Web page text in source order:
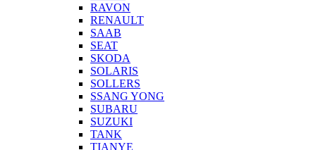
RAVON
RENAULT
SAAB
SEAT
SKODA
SOLARIS
SOLLERS
SSANG YONG
SUBARU
SUZUKI
TANK
TIANYE